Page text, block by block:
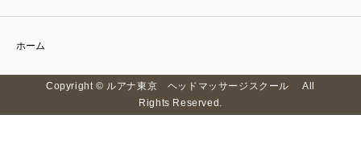
ホーム
Copyright © ルアナ東京 ヘッドマッサージスクール All
Rights Reserved.